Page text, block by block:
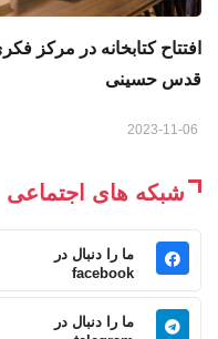
افتتاح کتابخانه در مرکز
قدس حسینی
شبکه های اجتماعی
ما را دنبال در
facebook
ما را دنبال در